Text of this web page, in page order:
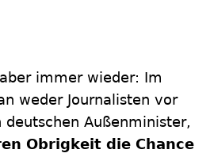
immer wieder: Im
weder Journalisten vor
deutschen Außenminister,
Obrigkeit die Chance